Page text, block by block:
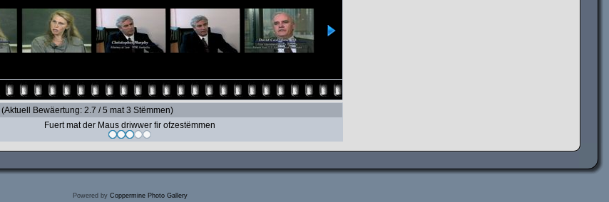
(Aktuell Bewäertung: 2.7 / 5 mat 3 Stëmmen)
Fuert mat der Maus driwwer fir ofzestëmmen
Powered by Coppermine Photo Gallery